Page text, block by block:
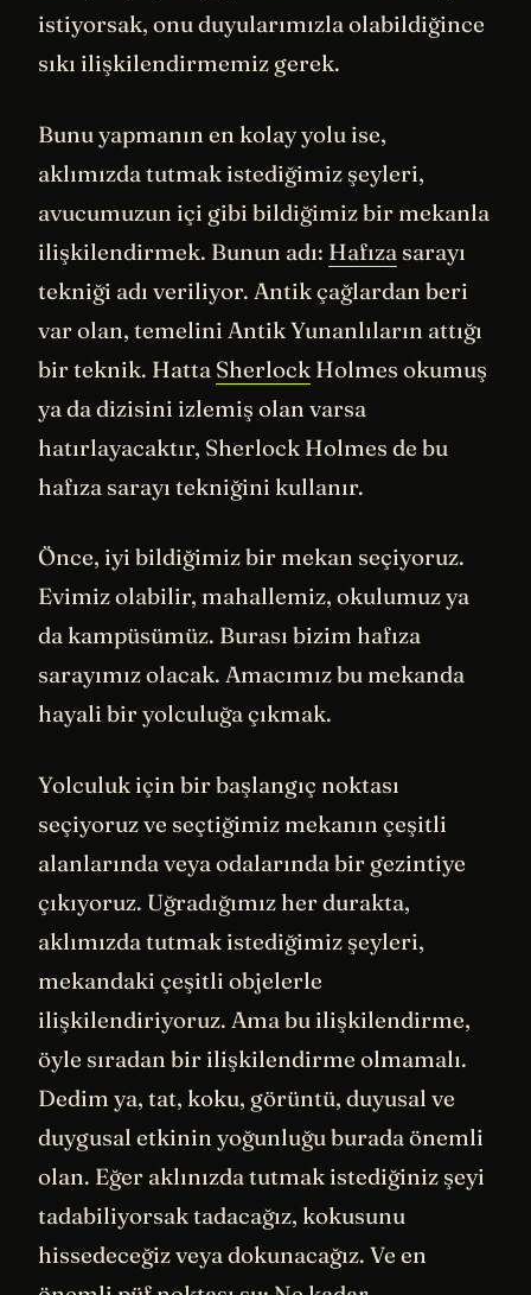
istiyorsak, onu duyularımızla olabildiğince
sıkı ilişkilendirmemiz gerek.
Bunu yapmanın en kolay yolu ise,
aklımızda tutmak istediğimiz şeyleri,
avucumuzun içi gibi bildiğimiz bir mekanla
ilişkilendirmek. Bunun adı: Hafıza sarayı
tekniği adı veriliyor. Antik çağlardan beri
var olan, temelini Antik Yunanlıların attığı
bir teknik. Hatta Sherlock Holmes okumuş
ya da dizisini izlemiş olan varsa
hatırlayacaktır, Sherlock Holmes de bu
hafıza sarayı tekniğini kullanır.
Önce, iyi bildiğimiz bir mekan seçiyoruz.
Evimiz olabilir, mahallemiz, okulumuz ya
da kampüsümüz. Burası bizim hafıza
sarayımız olacak. Amacımız bu mekanda
hayali bir yolculuğa çıkmak.
Yolculuk için bir başlangıç noktası
seçiyoruz ve seçtiğimiz mekanın çeşitli
alanlarında veya odalarında bir gezintiye
çıkıyoruz. Uğradığımız her durakta,
aklımızda tutmak istediğimiz şeyleri,
mekandaki çeşitli objelerle
ilişkilendiriyoruz. Ama bu ilişkilendirme,
öyle sıradan bir ilişkilendirme olmamalı.
Dedim ya, tat, koku, görüntü, duyusal ve
duygusal etkinin yoğunluğu burada önemli
olan. Eğer aklınızda tutmak istediğiniz şeyi
tadabiliyorsak tadacağız, kokusunu
hissedeceğiz veya dokunacağız. Ve en